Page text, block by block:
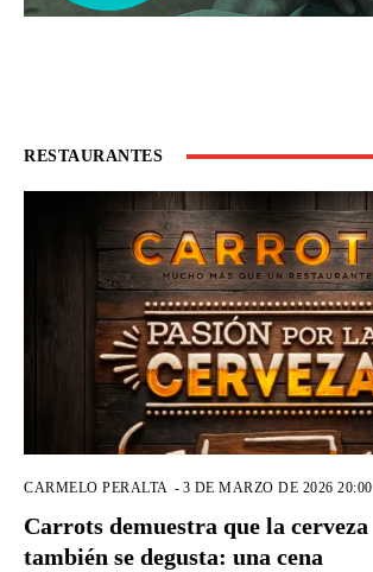
RESTAURANTES
CARMELO PERALTA - 3 DE MARZO DE 2026 20:00
Carrots demuestra que la cerveza
también se degusta: una cena